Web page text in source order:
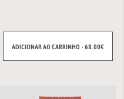
ADICIONAR AO CARRINHO - 68.00€